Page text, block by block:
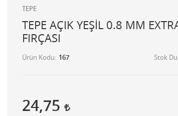
TEPE
TEPE AÇIK YEŞİL 0.8 MM
FIRÇASI
Ürün Kodu 167 Stok
24,75